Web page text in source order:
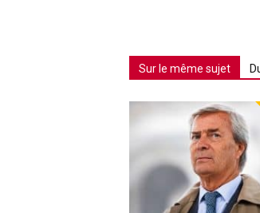
Sur le même sujet